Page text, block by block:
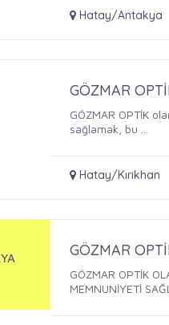
Hatay/Antakya
GÖZMAR
GÖZMAR OPTİK
sağlamak, bu ...
Hatay/Kırıkhan
GÖZMAR
GÖZMAR OPTİK
MEMNUNİYETİ